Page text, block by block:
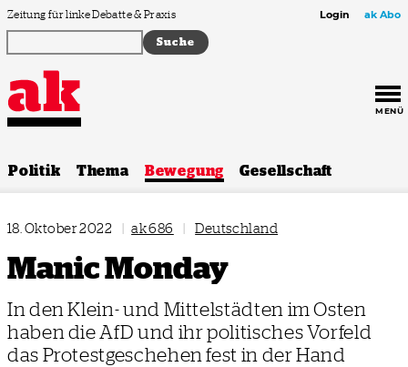
Zum Inhalt springen
Zeitung für linke Debatte & Praxis Login ak Abo
MENÜ
Politik Thema Bewegung Gesellschaft
18. Oktober 2022 | ak 686 | Deutschland
Manic Monday
In den Klein- und Mittelstädten im Osten
haben die AfD und ihr politisches Vorfeld
das Protestgeschehen fest in der Hand